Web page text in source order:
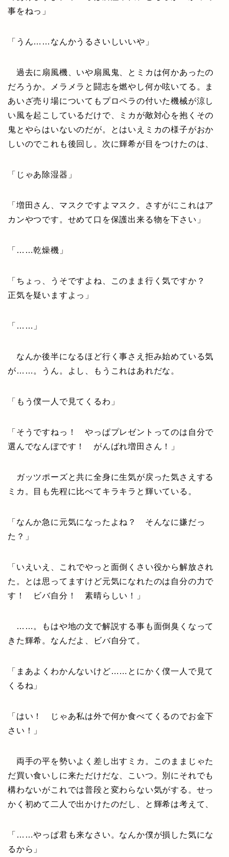
事をねっ」
「うん……なんかうるさいしいいや」
過去に扇風機、いや扇風鬼、とミカは何かあったの
だろうか。メラメラと闘志を燃やし何か呟いてる。ま
あいざ売り場についてもプロペラの付いた機械が涼し
い風を起こしているだけで、ミカが敵対心を抱くその
鬼とやらはいないのだが。とはいえミカの様子がおか
しいのでこれも後回し。次に輝希が目をつけたのは、
「じゃあ除湿器」
「増田さん、マスクですよマスク。さすがにこれはア
カンやつです。せめて口を保護出来る物を下さい」
「……乾燥機」
「ちょっ、うそですよね、このまま行く気ですか？
正気を疑いますよっ」
「……」
なんか後半になるほど行く事さえ拒み始めている気
が……。うん。よし、もうこれはあれだな。
「もう僕一人で見てくるわ」
「そうですねっ！ やっぱプレゼントってのは自分で
選んでなんぼです！ がんばれ増田さん！」
ガッツポーズと共に全身に生気が戻った気さえする
ミカ。目も先程に比べてキラキラと輝いている。
「なんか急に元気になったよね？ そんなに嫌だっ
た？」
「いえいえ、これでやっと面倒くさい役から解放され
た。とは思ってますけど元気になれたのは自分の力で
す！ ビバ自分！ 素晴らしい！」
……。もはや地の文で解説する事も面倒臭くなって
きた輝希。なんだよ、ビバ自分て。
「まあよくわかんないけど……とにかく僕一人で見て
くるね」
「はい！ じゃあ私は外で何か食べてくるのでお金下
さい！」
両手の平を勢いよく差し出すミカ。このままじゃた
だ買い食いしに来ただけだな、こいつ。別にそれでも
構わないがこれでは普段と変わらない気がする。せっ
かく初めて二人で出かけたのだし、と輝希は考えて、
「……やっぱ君も来なさい。なんか僕が損した気にな
るから」